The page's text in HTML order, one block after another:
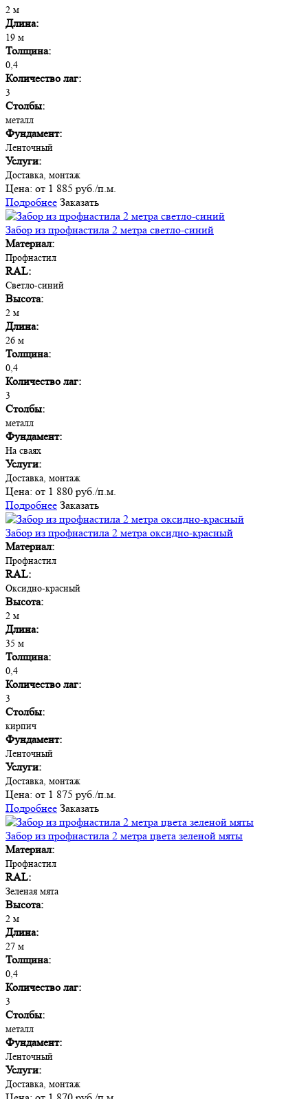
2 м
Длина:
19 м
Толщина:
0,4
Количество лаг:
3
Столбы:
металл
Фундамент:
Ленточный
Услуги:
Доставка, монтаж
Цена: от 1 885 руб./п.м.
Подробнее Заказать
Забор из профнастила 2 метра светло-синий
Материал:
Профнастил
RAL:
Cветло-синий
Высота:
2 м
Длина:
26 м
Толщина:
0,4
Количество лаг:
3
Столбы:
металл
Фундамент:
На сваях
Услуги:
Доставка, монтаж
Цена: от 1 880 руб./п.м.
Подробнее Заказать
Забор из профнастила 2 метра оксидно-красный
Материал:
Профнастил
RAL:
Оксидно-красный
Высота:
2 м
Длина:
35 м
Толщина:
0,4
Количество лаг:
3
Столбы:
кирпич
Фундамент:
Ленточный
Услуги:
Доставка, монтаж
Цена: от 1 875 руб./п.м.
Подробнее Заказать
Забор из профнастила 2 метра цвета зеленой мяты
Материал:
Профнастил
RAL:
Зеленая мята
Высота:
2 м
Длина:
27 м
Толщина:
0,4
Количество лаг:
3
Столбы:
металл
Фундамент:
Ленточный
Услуги:
Доставка, монтаж